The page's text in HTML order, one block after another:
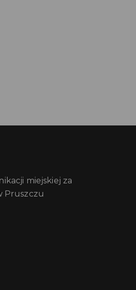
miejskiej za
Pruszczu